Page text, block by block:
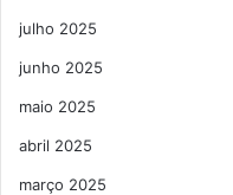
julho 2025
junho 2025
maio 2025
abril 2025
março 2025